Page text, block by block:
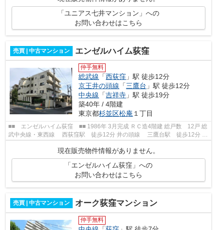
「ユニアス七井マンション」への
お問い合わせはこちら
売買 | 中古マンション エンゼルハイム荻窪
仲手無料
総武線 「西荻窪 」駅 徒歩12分
京王井の頭線 「三鷹台 」駅 徒歩12分
中央線 「吉祥寺 」駅 徒歩19分
築40年 / 4階建
東京都杉並区松庵 １丁目
■■ エンゼルハイム荻窪 ■■ 1986年 3月完成 ＲＣ造4階建 総戸数 12戸 総
武中央線・東西線 西荻窪駅 徒歩12分 井の頭線 三鷹台駅 徒歩12分 中
現在販売物件情報がありません。
「エンゼルハイム荻窪」への
お問い合わせはこちら
売買 | 中古マンション オーク荻窪マンション
仲手無料